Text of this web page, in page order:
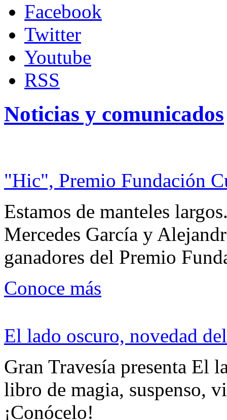
Facebook
Twitter
Youtube
RSS
Noticias y comunicados
"Hic", Premio Fundación
Estamos de manteles
Mercedes García y
ganadores del Premio
Conoce más
El lado oscuro, novedad
Gran Travesía presenta El
libro de magia, suspenso,
¡Conócelo!